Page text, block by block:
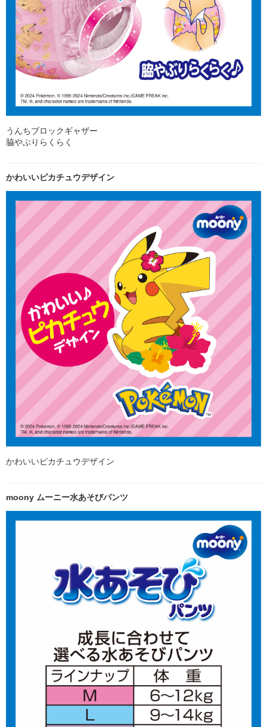
うんちブロックギャザー
脇やぶりらくらく
かわいいピカチュウデザイン
かわいいピカチュウデザイン
moony ムーニー水あそびパンツ